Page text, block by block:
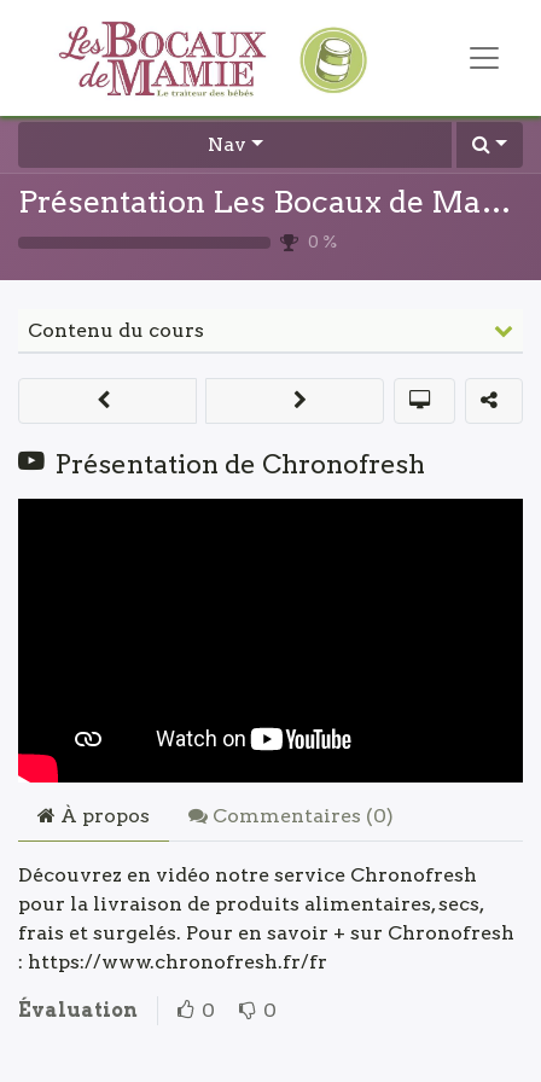
Nav
Présentation Les Bocaux de Mamie
0 %
Contenu du cours
Présentation de Chronofresh
À propos Commentaires (0)
Découvrez en vidéo notre service Chronofresh
pour la livraison de produits alimentaires, secs,
frais et surgelés. Pour en savoir + sur Chronofresh
: https://www.chronofresh.fr/fr
Évaluation 0 0